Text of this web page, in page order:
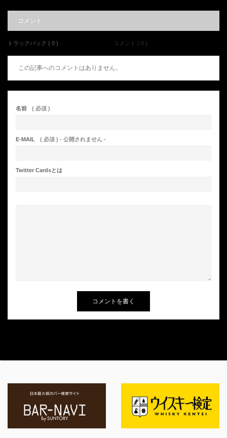
コメント
トラックバック ( 0 ) コメント ( 0 )
この記事へのコメントはありません。
名前 ( 必須 )
E-MAIL ( 必須 ) - 公開されません -
Twitter Cardsとは